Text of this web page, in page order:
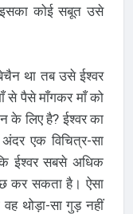
कोई सबूत उसे
था तब उसे ईश्वर
से पैसे माँगकर माँ को
के लिए है? ईश्वर का
एक विचित्र-सा
ईश्वर सबसे अधिक
कर सकता है। ऐसा
थोड़ा-सा गुड़ नहीं